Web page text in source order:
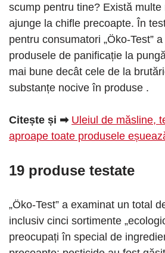
scump pentru tine? Există multe
ajunge la chifle precoapte. În
pentru consumatori „Öko-Test”
produsele de panificație la
mai bune decât cele de la
substanțe nocive în produse .
Citește și ➡ Uleiul de măsline,
aproape toate produsele
19 produse testate
„Öko-Test” a examinat un total
inclusiv cinci sortimente
preocupați în special de